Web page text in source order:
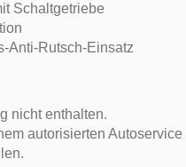
Schaltgetriebe
Anti-Rutsch-Einsatz
nicht enthalten.
autorisierten Autoservice